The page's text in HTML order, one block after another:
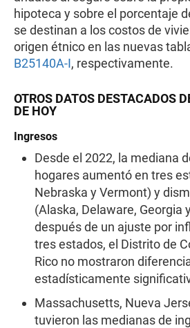
hipoteca y sobre el porcentaje
se destinan a los costos de
origen étnico en las nuevas
B25140A-I, respectivamente.
OTROS DATOS DESTACADOS
DE HOY
Ingresos
Desde el 2022, la mediana
hogares aumentó en tres
Nebraska y Vermont) y
(Alaska, Delaware, Georgia
después de un ajuste por
tres estados, el Distrito de
Rico no mostraron
estadísticamente
Massachusetts, Nueva
tuvieron las medianas de